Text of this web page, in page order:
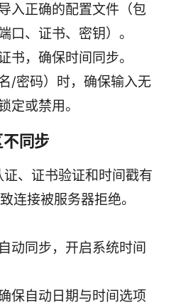
入正确的配置文件（包
口、证书、密钥）。
书，确保时间同步。
/密码）时，确保输入无
定或禁用。
同步
、证书验证和时间戳有
连接被服务器拒绝。
动同步，开启系统时间
保自动日期与时间选项